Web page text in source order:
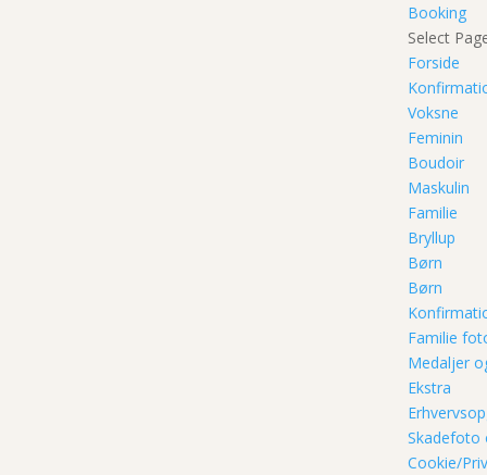
Booking
Select
Forside
Voksne
Feminin
Boudoir
Maskulin
Familie
Bryllup
Børn
Børn
Familie
Medaljer
Ekstra
Skadefoto
Cookie/